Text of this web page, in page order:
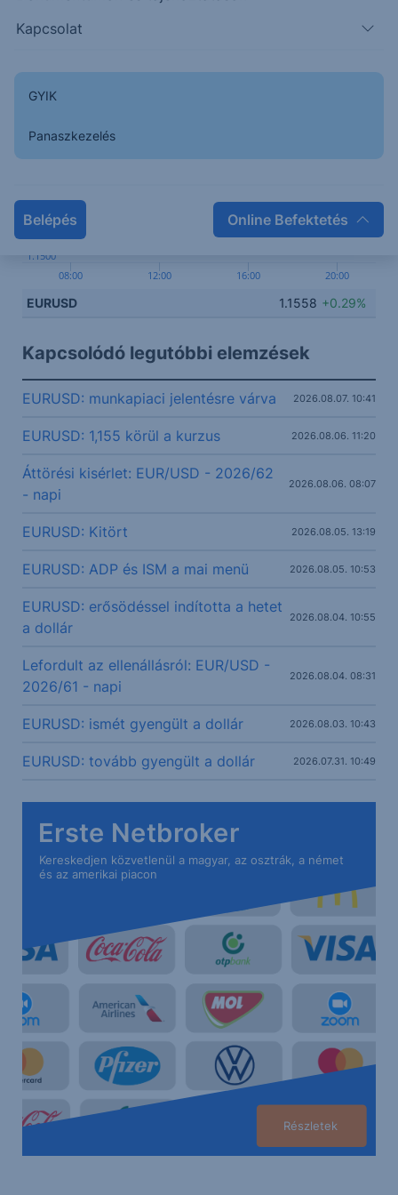
Kapcsolat
GYIK
Panaszkezelés
Belépés Online Befektetés
08:00 12:00 16:00 20:00
1.1500
1.1540
EURUSD 1.1558 +0.29%
Kapcsolódó legutóbbi elemzések
EURUSD: munkapiaci jelentésre várva 2026.08.07. 10:41
EURUSD: 1,155 körül a kurzus 2026.08.06. 11:20
Áttörési kisérlet: EUR/USD - 2026/62
- napi
2026.08.06. 08:07
EURUSD: Kitört 2026.08.05. 13:19
EURUSD: ADP és ISM a mai menü 2026.08.05. 10:53
EURUSD: erősödéssel indította a hetet
a dollár
2026.08.04. 10:55
Lefordult az ellenállásról: EUR/USD -
2026/61 - napi
2026.08.04. 08:31
EURUSD: ismét gyengült a dollár 2026.08.03. 10:43
EURUSD: tovább gyengült a dollár 2026.07.31. 10:49
Erste Netbroker
Kereskedjen közvetlenül a magyar, az osztrák, a német
és az amerikai piacon
Részletek